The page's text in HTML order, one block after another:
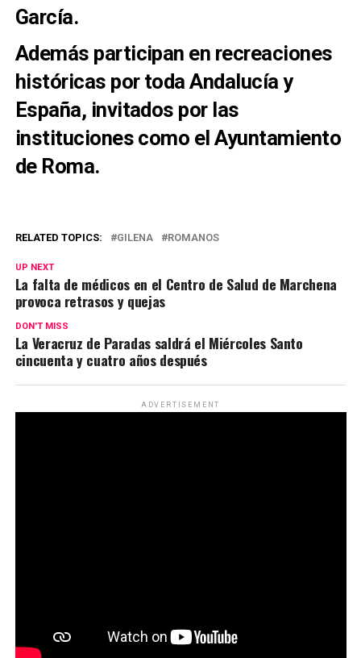
García.
Además participan en recreaciones
históricas por toda Andalucía y
España, invitados por las
instituciones como el Ayuntamiento
de Roma.
RELATED TOPICS: GILENA ROMANOS
UP NEXT
La falta de médicos en el Centro de Salud de Marchena
provoca retrasos y quejas
DON'T MISS
La Veracruz de Paradas saldrá el Miércoles Santo
cincuenta y cuatro años después
ADVERTISEMENT